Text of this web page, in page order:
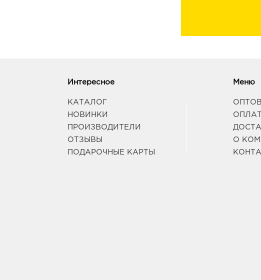
Интересное
КАТАЛОГ
НОВИНКИ
ПРОИЗВОДИТЕЛИ
ОТЗЫВЫ
ПОДАРОЧНЫЕ КАРТЫ
Меню
О